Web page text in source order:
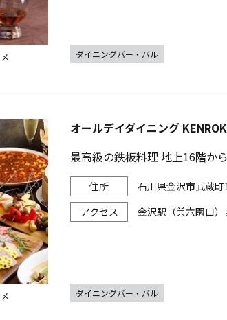
ダイニングバー・バル
オールデイダイニング
最高級の鉄板料理 地上16階か
石川県金沢市武蔵
金沢駅（兼六園口
ダイニングバー・バル